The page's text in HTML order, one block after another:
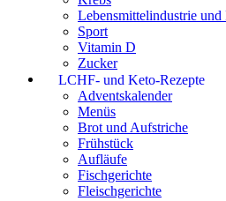
Lebensmittelindustrie und
Sport
Vitamin D
Zucker
LCHF- und Keto-Rezepte
Adventskalender
Menüs
Brot und Aufstriche
Frühstück
Aufläufe
Fischgerichte
Fleischgerichte